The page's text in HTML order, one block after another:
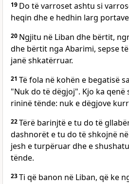
19 Do të varroset ashtu si
heqin dhe e hedhin larg
20 Ngjitu në Liban dhe bërtit,
dhe bërtit nga Abarimi, sepse
janë shkatërruar.
21 Të fola në kohën e begatisë
"Nuk do të dëgjoj". Kjo ka qenë
rininë tënde: nuk e dëgjove
22Tërë barinjtë e tu do të
dashnorët e tu do të shkojnë
jesh e turpëruar dhe e
tënde.
23Ti që banon në Liban, që ke